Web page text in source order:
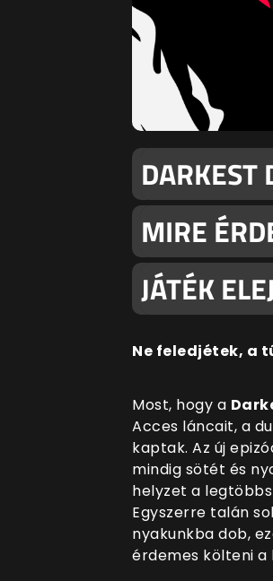
DARKEST
MIRE
JÁTÉK
Ne feledjétek, a
Most, hogy a
Acces láncait, a
kaptak. Az új
mindig sötét és
helyzet a
Egyszerre talán
nyakunkba dob,
érdemes költeni